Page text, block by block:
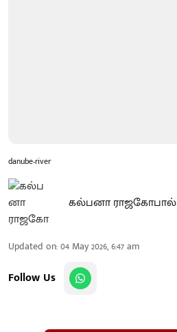
danube-river
கல்பனா ராஜகோபால்
Updated on:04 May 2026, 6:47 am
Follow Us